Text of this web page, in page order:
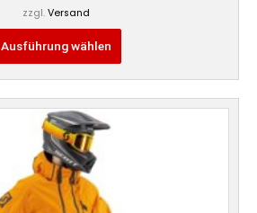
zzgl. Versand
Ausführung wählen